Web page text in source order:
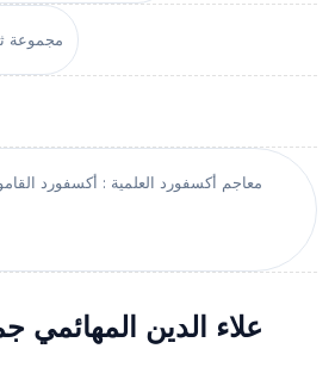
مجموعة
معاجم أكسفورد العلمية : أكسفورد
علاء الدين المهائمي